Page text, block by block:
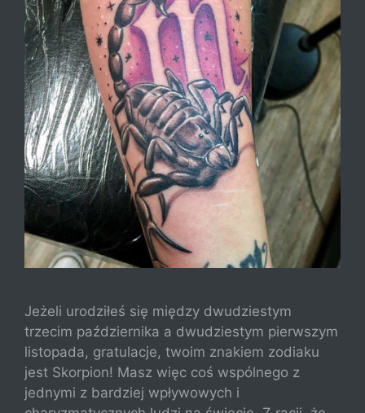
Jeżeli urodziłeś się między dwudziestym
trzecim października a dwudziestym pierwszym
listopada, gratulacje, twoim znakiem zodiaku
jest Skorpion! Masz więc coś wspólnego z
jednymi z bardziej wpływowych i